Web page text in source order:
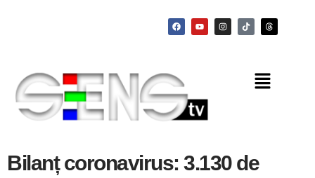
Bilanț coronavirus: 3.130 de